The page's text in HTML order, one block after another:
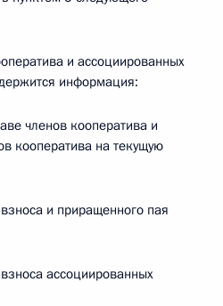
и ассоциированных
информация:
членов кооператива и
кооператива на текущую
и приращенного пая
ассоциированных